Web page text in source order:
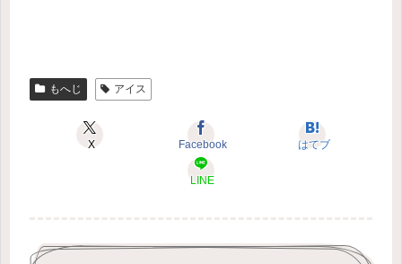
もへじ アイス
X Facebook はてブ
LINE